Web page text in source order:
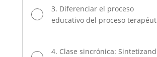
3. Diferenciar el proceso
educativo del proceso
4. Clase sincrónica: